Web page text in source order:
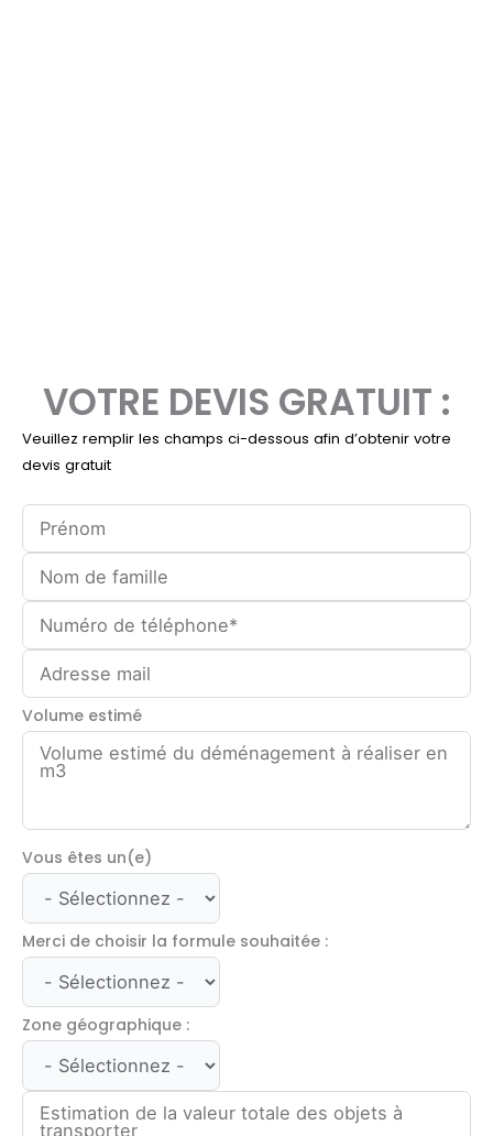
VOTRE DEVIS GRATUIT :
Veuillez remplir les champs ci-dessous afin d’obtenir votre
devis gratuit
Volume estimé
Vous êtes un(e)
Merci de choisir la formule souhaitée :
Zone géographique :